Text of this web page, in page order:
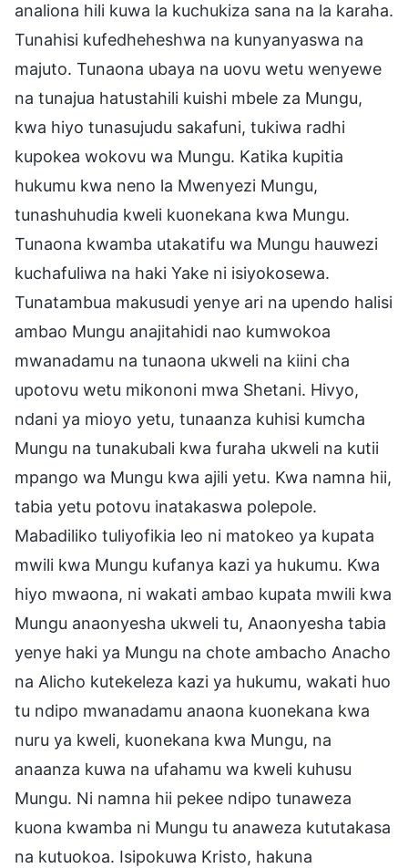
analiona hili kuwa la kuchukiza sana na la karaha.
Tunahisi kufedheheshwa na kunyanyaswa na
majuto. Tunaona ubaya na uovu wetu wenyewe
na tunajua hatustahili kuishi mbele za Mungu,
kwa hiyo tunasujudu sakafuni, tukiwa radhi
kupokea wokovu wa Mungu. Katika kupitia
hukumu kwa neno la Mwenyezi Mungu,
tunashuhudia kweli kuonekana kwa Mungu.
Tunaona kwamba utakatifu wa Mungu hauwezi
kuchafuliwa na haki Yake ni isiyokosewa.
Tunatambua makusudi yenye ari na upendo halisi
ambao Mungu anajitahidi nao kumwokoa
mwanadamu na tunaona ukweli na kiini cha
upotovu wetu mikononi mwa Shetani. Hivyo,
ndani ya mioyo yetu, tunaanza kuhisi kumcha
Mungu na tunakubali kwa furaha ukweli na kutii
mpango wa Mungu kwa ajili yetu. Kwa namna hii,
tabia yetu potovu inatakaswa polepole.
Mabadiliko tuliyofikia leo ni matokeo ya kupata
mwili kwa Mungu kufanya kazi ya hukumu. Kwa
hiyo mwaona, ni wakati ambao kupata mwili kwa
Mungu anaonyesha ukweli tu, Anaonyesha tabia
yenye haki ya Mungu na chote ambacho Anacho
na Alicho kutekeleza kazi ya hukumu, wakati huo
tu ndipo mwanadamu anaona kuonekana kwa
nuru ya kweli, kuonekana kwa Mungu, na
anaanza kuwa na ufahamu wa kweli kuhusu
Mungu. Ni namna hii pekee ndipo tunaweza
kuona kwamba ni Mungu tu anaweza kututakasa
na kutuokoa. Isipokuwa Kristo, hakuna